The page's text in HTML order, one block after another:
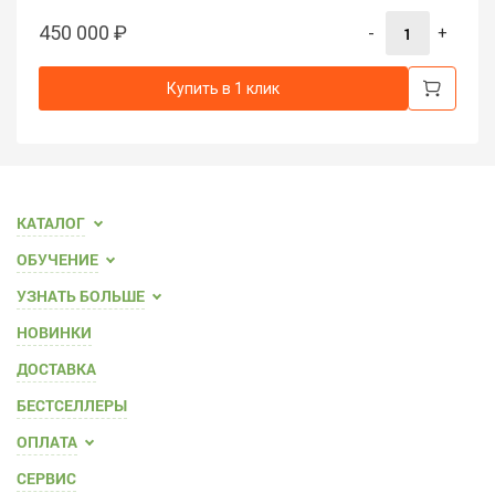
450 000 ₽ - +
Купить в 1 клик
КАТАЛОГ
ОБУЧЕНИЕ
УЗНАТЬ БОЛЬШЕ
НОВИНКИ
ДОСТАВКА
БЕСТСЕЛЛЕРЫ
ОПЛАТА
СЕРВИС